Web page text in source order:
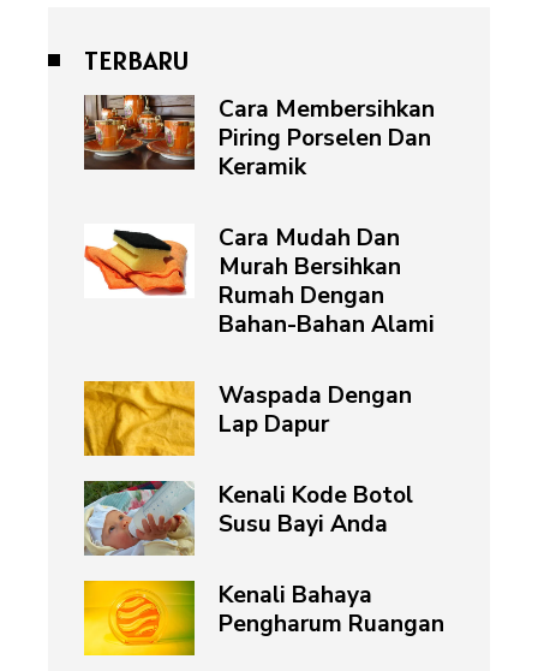
TERBARU
Cara Membersihkan
Piring Porselen Dan
Keramik
Cara Mudah Dan
Murah Bersihkan
Rumah Dengan
Bahan-Bahan Alami
Waspada Dengan
Lap Dapur
Kenali Kode Botol
Susu Bayi Anda
Kenali Bahaya
Pengharum Ruangan